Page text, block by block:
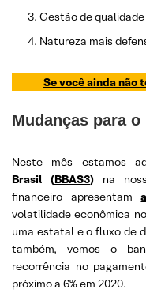
Gestão de
Natureza mais
Se você ainda não
Mudanças para
Neste mês estamos
Brasil (BBAS3) na
financeiro apresentam
volatilidade econômica
uma estatal e o fluxo de
também, vemos o
recorrência no
próximo a 6% em 2020.